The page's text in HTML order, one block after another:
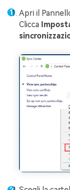
Apri il
Clicca